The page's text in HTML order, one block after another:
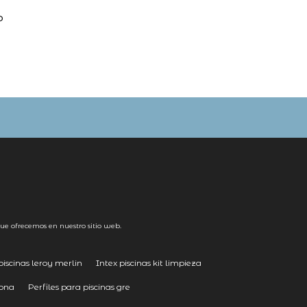
ofrecemos en nuestro sitio web.
leroy merlin Intex piscinas kit limpieza
Perfiles para piscinas gre